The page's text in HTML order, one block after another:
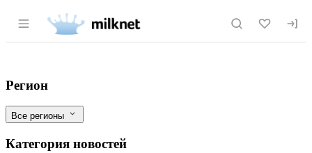
Раздел навигации по сайту milknet.ru
Предприятия по переработке рыбы в
Фильтры
Регион
Все регионы
Категория новостей